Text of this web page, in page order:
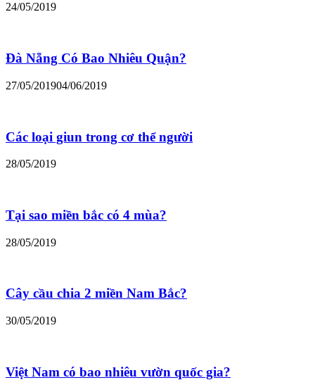
24/05/2019
Đà Nẵng Có Bao Nhiêu Quận?
27/05/201904/06/2019
Các loại giun trong cơ thể người
28/05/2019
Tại sao miền bắc có 4 mùa?
28/05/2019
Cây cầu chia 2 miền Nam Bắc?
30/05/2019
Việt Nam có bao nhiêu vườn quốc gia?